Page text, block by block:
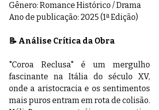
Gênero: Romance Histórico / Drama
Ano de publicação: 2025 (1ª Edição)
📝 Análise Crítica da Obra
"Coroa Reclusa" é um mergulho
fascinante na Itália do século XV,
onde a aristocracia e os sentimentos
mais puros entram em rota de colisão.